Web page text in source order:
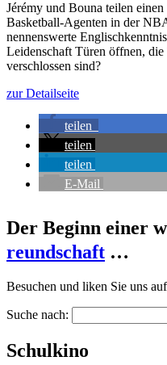
Jérémy und Bouna teilen
Basketball-Agenten in der
nennenswerte
Leidenschaft Türen öffnen,
verschlossen sind?
zur Detailseite
teilen
teilen
teilen
E-Mail
Der Beginn einer
reundschaft …
Besuchen und liken Sie uns auf
Suche nach:
Schulkino